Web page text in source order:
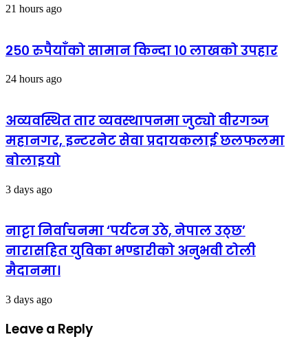
21 hours ago
२५० रुपैयाँको सामान किन्दा १० लाखको उपहार
24 hours ago
अव्यवस्थित तार व्यवस्थापनमा जुट्यो वीरगञ्ज
महानगर, इन्टरनेट सेवा प्रदायकलाई छलफलमा
बोलाइयो
3 days ago
नाट्टा निर्वाचनमा ‘पर्यटन उठे, नेपाल उठ्छ’
नारासहित युविका भण्डारीको अनुभवी टोली
मैदानमा।
3 days ago
Leave a Reply